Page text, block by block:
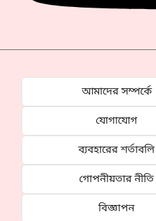
আমাদের সম্পর্কে
যোগাযোগ
ব্যবহারের শর্তাবলি
গোপনীয়তার নীতি
বিজ্ঞাপন